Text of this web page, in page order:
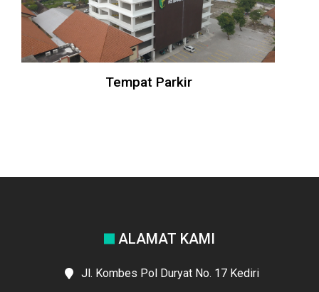
Tempat Parkir
ALAMAT KAMI
Jl. Kombes Pol Duryat No. 17 Kediri